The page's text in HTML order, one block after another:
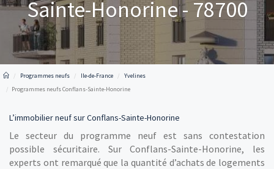
Sainte-Honorine - 78700
Programmes neufs Ile-de-France
Yvelines
Programmes neufs Conflans-Sainte-Honorine
L’immobilier neuf sur Conflans-Sainte-Honorine
Le secteur du programme neuf est sans contestation
possible sécuritaire. Sur Conflans-Sainte-Honorine, les
experts ont remarqué que la quantité d’achats de logements